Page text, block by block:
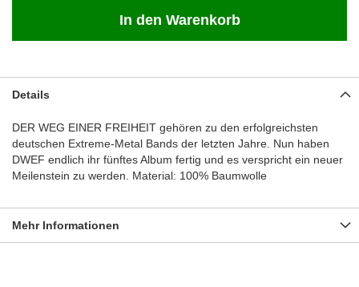
In den Warenkorb
Details
DER WEG EINER FREIHEIT gehören zu den erfolgreichsten
deutschen Extreme-Metal Bands der letzten Jahre. Nun haben
DWEF endlich ihr fünftes Album fertig und es verspricht ein neuer
Meilenstein zu werden. Material: 100% Baumwolle
Mehr Informationen